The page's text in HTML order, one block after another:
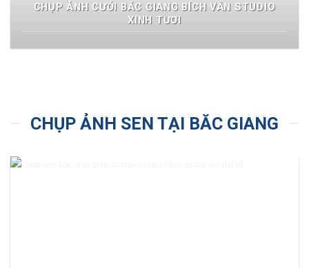
CHỤP ẢNH CƯỚI BẮC GIANG BÍCH VÂN STUDIO
XINH TƯƠI
CHỤP ẢNH SEN TẠI BĂC GIANG